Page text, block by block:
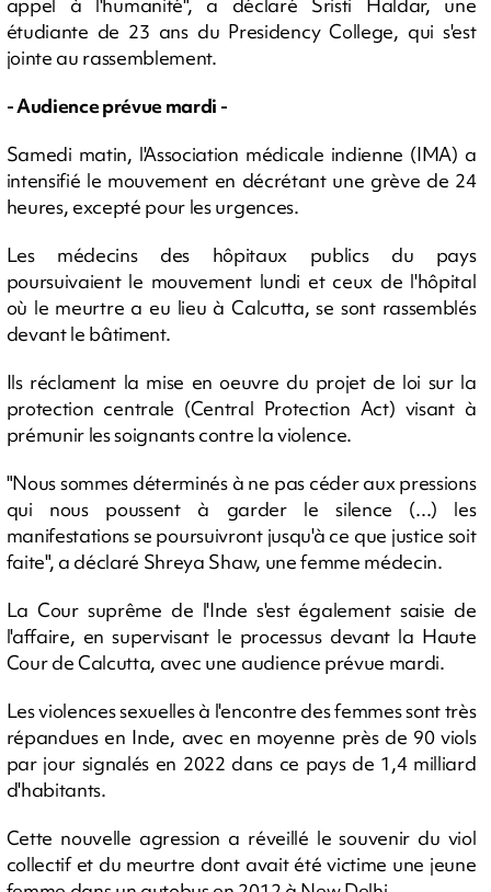
étudiante de 23 ans du Presidency College, qui s'est
jointe au rassemblement.
- Audience prévue mardi -
Samedi matin, l'Association médicale indienne (IMA) a
intensifié le mouvement en décrétant une grève de 24
heures, excepté pour les urgences.
Les médecins des hôpitaux publics du pays
poursuivaient le mouvement lundi et ceux de l'hôpital
où le meurtre a eu lieu à Calcutta, se sont rassemblés
devant le bâtiment.
Ils réclament la mise en oeuvre du projet de loi sur la
protection centrale (Central Protection Act) visant à
prémunir les soignants contre la violence.
"Nous sommes déterminés à ne pas céder aux pressions
qui nous poussent à garder le silence (...) les
manifestations se poursuivront jusqu'à ce que justice soit
faite", a déclaré Shreya Shaw, une femme médecin.
La Cour suprême de l'Inde s'est également saisie de
l'affaire, en supervisant le processus devant la Haute
Cour de Calcutta, avec une audience prévue mardi.
Les violences sexuelles à l'encontre des femmes sont très
répandues en Inde, avec en moyenne près de 90 viols
par jour signalés en 2022 dans ce pays de 1,4 milliard
d'habitants.
Cette nouvelle agression a réveillé le souvenir du viol
collectif et du meurtre dont avait été victime une jeune